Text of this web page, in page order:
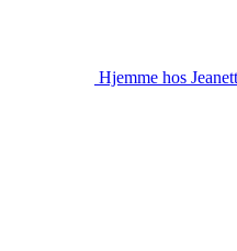
Hjemme hos